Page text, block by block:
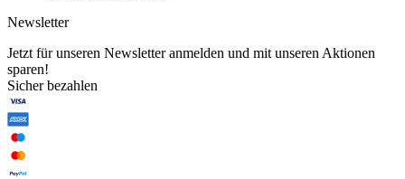
Newsletter
Jetzt für unseren Newsletter anmelden und mit unseren Aktionen
sparen!
Sicher bezahlen